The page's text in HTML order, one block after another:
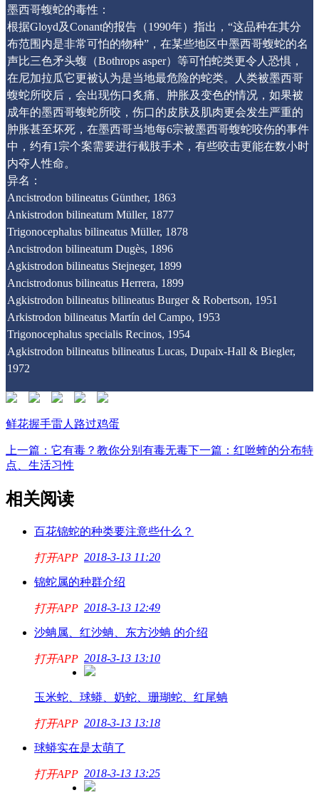
墨西哥蝮蛇的毒性：
根据Gloyd及Conant的报告（1990年）指出，“这品种在其分
布范围内是非常可怕的物种”，在某些地区中墨西哥蝮蛇的名
声比三色矛头蝮（Bothrops asper）等可怕蛇类更令人恐惧，
在尼加拉瓜它更被认为是当地最危险的蛇类。人类被墨西哥
蝮蛇所咬后，会出现伤口炙痛、肿胀及变色的情况，如果被
成年的墨西哥蝮蛇所咬，伤口的皮肤及肌肉更会发生严重的
肿胀甚至坏死，在墨西哥当地每6宗被墨西哥蝮蛇咬伤的事件
中，约有1宗个案需要进行截肢手术，有些咬击更能在数小时
内夺人性命。
异名：
Ancistrodon bilineatus Günther, 1863
Ankistrodon bilineatum Müller, 1877
Trigonocephalus bilineatus Müller, 1878
Ancistrodon bilineatum Dugès, 1896
Agkistrodon bilineatus Stejneger, 1899
Ancistrodonus bilineatus Herrera, 1899
Agkistrodon bilineatus bilineatus Burger & Robertson, 1951
Arkistrodon bilineatus Martín del Campo, 1953
Trigonocephalus specialis Recinos, 1954
Agkistrodon bilineatus bilineatus Lucas, Dupaix-Hall & Biegler,
1972
鲜花握手雷人 路过鸡蛋
上一篇：它有毒？教你分别有毒无毒下一篇：红咝蝰的分布特
点、生活习性
相关阅读
百花锦蛇的种类要注意些什么？
2018-3-13 11:20
打开APP
锦蛇属的种群介绍
2018-3-13 12:49
打开APP
沙蚺属、红沙蚺、东方沙蚺 的介绍
2018-3-13 13:10
打开APP
玉米蛇、球蟒、奶蛇、珊瑚蛇、红尾蚺
2018-3-13 13:18
打开APP
球蟒实在是太萌了
2018-3-13 13:25
打开APP